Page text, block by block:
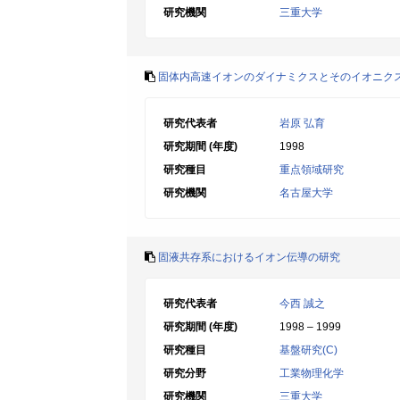
研究機関
三重大学
固体内高速イオンのダイナミクスとそのイオニク
研究代表者
岩原 弘育
研究期間 (年度)
1998
研究種目
重点領域研究
研究機関
名古屋大学
固液共存系におけるイオン伝導の研究
研究代表者
今西 誠之
研究期間 (年度)
1998 – 1999
研究種目
基盤研究(C)
研究分野
工業物理化学
研究機関
三重大学